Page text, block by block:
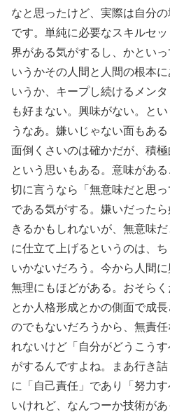
なと思ったけど、実際は自分
です。単純に必要なスキルセ
界がある気がするし、かとい
いうかその人間と人間の根本
いうか、キープし続けるメン
も好まない。興味がない。と
うなあ。嫌いじゃない面もあ
面倒くさいのは確かだが、積
という思いもある。意味があ
切に言うなら「無意味だと思
である気がする。嫌いだった
きるかもしれないが、無意味
に仕立て上げるというのは、
いかないだろう。今から人間に
無理にもほどがある。おそら
とか人格形成とかの側面で成
のでもないだろうから、無責
れないけど「自分がどうこう
がするんですよね。まあ行き
に「自己責任」であり「努力
いけれど、なんつーか技術が